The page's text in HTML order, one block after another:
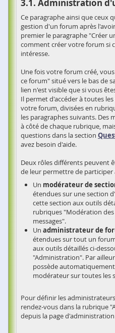
Administration
Ce paragraphe ainsi que ceux
gestion d'un forum après
premier le paragraphe "Créer
comment créer votre forum si
intéresse.
Une fois votre forum créé,
ce forum" situé vers le bas de
lien n'est visible que si vous
Il permet d'accéder à toutes
votre forum, divisées en
les paragraphes suivants. Des
à côté de chaque rubrique,
questions dans la section
avez besoin d'aide.
Deux rôles différents peuvent
de leur permettre de
Un modérateur de
étendues sur une section
cette section aux outils
rubriques "Modération
messages".
Un administrateur de
étendues sur tout un
aux outils détaillés ci-
"Administration". Par
possède
modérateur sur toutes les
Pour définir les
rendez-vous dans la rubrique
depuis la page